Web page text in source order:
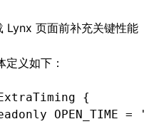
Lynx 页面前补充关键性能
定义如下：
{
OPEN_TIME =